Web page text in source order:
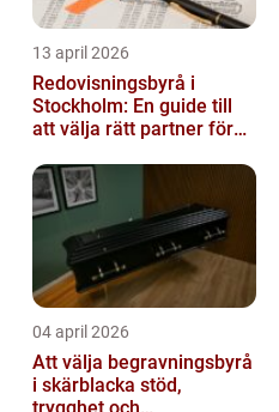
13 april 2026
Redovisningsbyrå i
Stockholm: En guide till
att välja rätt partner för
04 april 2026
Att välja begravningsbyrå
i skärblacka stöd,